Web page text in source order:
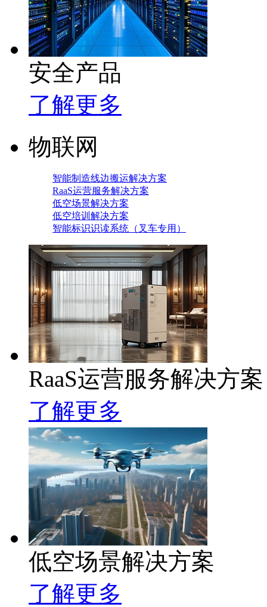
安全产品
了解更多
物联网
智能制造线边搬运解决方案
RaaS运营服务解决方案
低空场景解决方案
低空培训解决方案
智能标识识读系统（叉车专用）
RaaS运营服务解决方案
了解更多
低空场景解决方案
了解更多